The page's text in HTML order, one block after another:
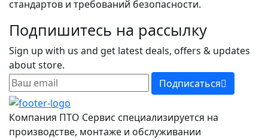
стандартов и требований безопасности.
Подпишитесь на рассылку
Sign up with us and get latest deals, offers & updates
about store.
Подписаться
Компания ПТО Сервис специализируется на
производстве, монтаже и обслуживании